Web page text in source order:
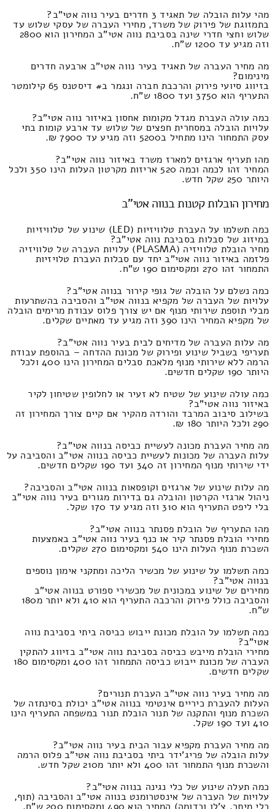
מהי עלות הובלה של תאגיד 3 חדרים בעיר נווה אטי"ב?
בתמזוגת של פירוק של משרד, מחירי העברה של עסקי שלוש עד
שלוש וחצי חדרי שינה בסביבת נווה אטי"ב המחירון הוא 2800
וזה מגיע עד 1200 ש"ח.
מה מחיר העברה של תאגיד בעיר נווה אטי"ב ארבעה חדרים
מינימום?
בזיווג סיועי פירוק והרכבת חברה ונגמר ב# דיסטנס 65 קילומטר
התעריף הוא 3750 ועד 1800 ש"ח.
כמה עולה העברת מגדל מקומות אחסון באיזור נווה אטי"ב?
עלויות הובלה במסחרית חפצים של שלוש עד ארבע קומות בתי
עסק התמחור הינו מתחיל ב5200 וזה מגיע עד 7900 ₪.
מהו תעריף ארגזים למארז משרד באיזור נווה אטי"ב?
המחיר זהו לכמה וכמה 520 אריזות מקרטון העלות הינו 350 ולכל
היותר 250 שקל חדש.
מחירון הובלות קטנות בנווה אטי"ב
כמה תשלמו על העברת טלוויזיות (LED) שינוע של טלוויזיות
במיזוג של סבלות בסביבת נווה אטי"ב?
מחיר הובלת טלוויזיה (PLASMA) עלויות העברה של טלוויזיה
פלזמה באיזור נווה אטי"ב יחד עם סבלות העברת טלויזיות
התמחור זהו 270 ומקסימום 190 ש"ח.
כמה נשלם על הובלה של גופי קירור בנווה אטי"ב?
עלויות של העברה של מקפיא בנווה אטי"ב והסביבה בהשתרעות
מבלי תוספת שירותי מנוף אם יש צורך פלוס עבודת מרימים הובלה
של מקפיא המחיר הינו 390 וזה מגיע עד מאתיים שקלים.
מה עלות העברה של מדיחים לבית בעיר נווה אטי"ב?
תעריפי בשביל שינוע ופירוק של מכונת ההדחה – בהוספת עבודת
הרמה ללא שירותי מנוף מלאכת סבלים המחירון הינו 400 ולכל
היותר 190 שקלים חדשים.
כמה עולה שינוע של שטיח לא זעיר או לחלופין שטיחון לקיר
באיזור נווה אטי"ב?
בשילוב סיבוב המרבד והורדה מהקיר אם קיים צורך המחירון זה
290 ולכל היותר 180 ₪.
מה מחיר העברת מכונה לעשיית כביסה בנווה אטי"ב?
עלות העברה של מכונות לעשיית כביסה בנווה אטי"ב והסביבה על
ידי שירותי מנוף המחירון זה 340 ועד 190 שקלים חדשים.
מה עלות שינוע של ארגזים וקופסאות בנווה אטי"ב והסביבה?
ניהול ארגזי הקרטון והובלה גם בדירות מגורים בעיר נווה אטי"ב
בלי ליפט התעריף הוא 310 וזה מגיע עד 170 שקל.
מהו התעריף של הובלת פסנתר בנווה אטי"ב?
מחירי הובלת פסנתר קיר או כנף בעיר נווה אטי"ב באמצעות
השכרת מנוף העלות הינו 540 ומקסימום 270 שקלים.
כמה תשלמו על שינוע של מכשיר הליכה ומתקני אימון נוספים
בנווה אטי"ב?
מחירים של שינוע במכונית של מכשירי ספורט בנווה אטי"ב
והסביבה כולל פירוק והרכבה התעריף הוא 410 ולא יותר מ180
ש"ח.
כמה תשלמו על הובלת מכונת ייבוש כביסה ביתי בסביבת נווה
אטי"ב?
מחירי הובלת מייבש כביסה בסביבת נווה אטי"ב בזיווג להתקין
העברה של מכונת ייבוש כביסה התמחור זהו 400 ומקסימום 180
שקלים חדשים.
מה מחיר בעיר נווה אטי"ב העברת תנורים?
העלות להעברת כיריים אינטימי בנווה אטי"ב יכולת בסינתזה של
השכרת מנוף והתקנה של תנור הובלת תנור במשפחה התעריף הינו
410 ועד 190 שקל.
מה מחיר העברת מקפיא עבור הבית בעיר נווה אטי"ב?
עלות הובלה של פריג'ידר ביתי בסביבת נווה אטי"ב פלוס הרמה
והשכרת מנוף התמחור זהו 400 ולא יותר מ210 שקל חדש.
כמה תעלה שינוע של כלי נגינה בנווה אטי"ב?
עלויות של העברה של אינסטרומנט בנווה אטי"ב והסביבה (תוף,